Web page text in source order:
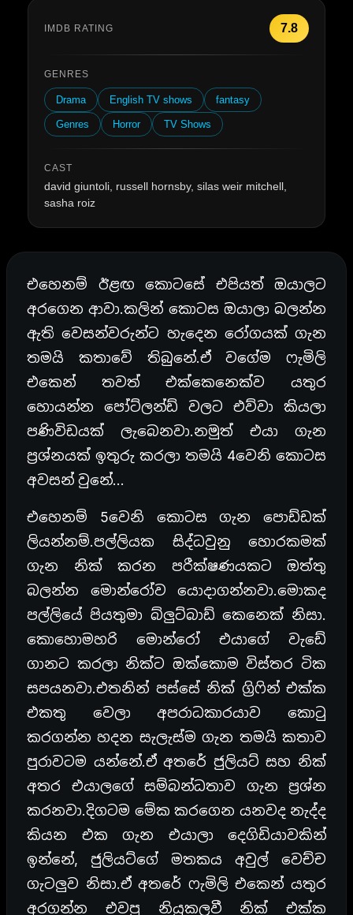
IMDB RATING 7.8
GENRES
Drama English TV shows fantasy
Genres Horror TV Shows
CAST
david giuntoli, russell hornsby, silas weir mitchell,
sasha roiz
එහෙනම් ඊළඟ කොටසේ එපියත් ඔයාලට
අරගෙන ආවා.කලින් කොටස ඔයාලා බලන්න
ඇති වෙසන්වරුන්ට හැදෙන රෝගයක් ගැන
තමයි කතාවේ තිබුනේ.ඒ වගේම ෆැමිලි
එකෙන් තවත් එක්කෙනෙක්ව යතුර
හොයන්න පෝට්ලන්ඩ් වලට එව්වා කියලා
පණිවිඩයක් ලැබෙනවා.නමුත් එයා ගැන
ප්‍රශ්නයක් ඉතුරු කරලා තමයි 4වෙනි කොටස
අවසන් වුනේ…
එහෙනම් 5වෙනි කොටස ගැන පොඩ්ඩක්
ලියන්නම්.පල්ලියක සිද්ධවුනු හොරකමක්
ගැන නික් කරන පරීක්ෂණයකට ඔත්තු
බලන්න මොන්රෝව යොදාගන්නවා.මොකද
පල්ලියේ පියතුමා බ්ලුට්බාඩ් කෙනෙක් නිසා.
කොහොමහරි මොන්රෝ එයාගේ වැඩේ
ගානට කරලා නික්ට ඔක්කොම විස්තර ටික
සපයනවා.එතනින් පස්සේ නික් ග්‍රිෆින් එක්ක
එකතු වෙලා අපරාධකාරයාව කොටු
කරගන්න හදන සැලැස්ම ගැන තමයි කතාව
පුරාවටම යන්නේ.ඒ අතරේ ජුලියට් සහ නික්
අතර එයාලගේ සම්බන්ධතාව ගැන ප්‍රශ්න
කරනවා.දිගටම මේක කරගෙන යනවද නැද්ද
කියන එක ගැන එයාලා දෙගිඩියාවකින්
ඉන්නේ, ජුලියට්ගේ මතකය අවුල් වෙච්ච
ගැටලුව නිසා.ඒ අතරේ ෆැමිලි එකෙන් යතුර
අරගන්න එවපු නියුකලවී නික් එක්ක